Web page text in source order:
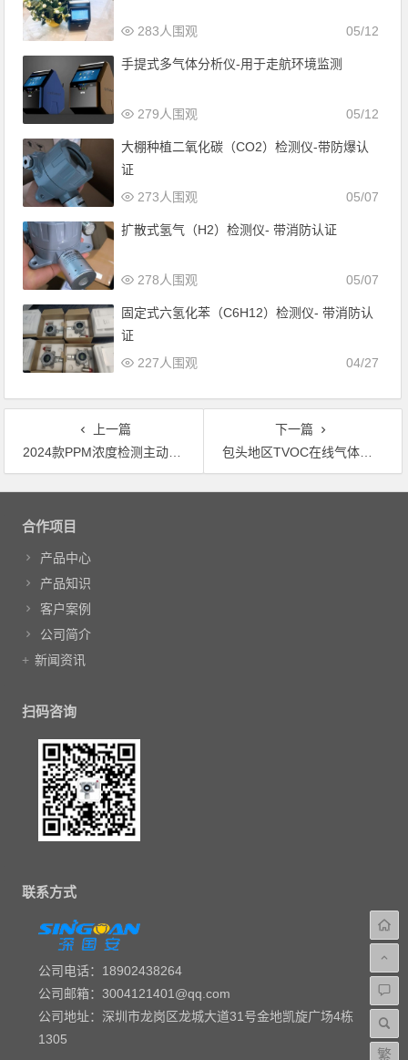
05/12
283人围观
手提式多气体分析仪-用于走航环境监测
05/12
279人围观
大棚种植二氧化碳（CO2）检测仪-带防爆认
证
05/07
273人围观
扩散式氢气（H2）检测仪- 带消防认证
05/07
278人围观
固定式六氢化苯（C6H12）检测仪- 带消防认
证
04/27
227人围观
上一篇
2024款PPM浓度检测主动吸入式手持酸雾气体检测仪
下一篇
包头地区TVOC在线气体监测系统带流量控制
文章导航
合作项目
产品中心
产品知识
客户案例
公司简介
新闻资讯
扫码咨询
联系方式
公司电话：18902438264
公司邮箱：3004121401@qq.com
公司地址：深圳市龙岗区龙城大道31号金地凯旋广场4栋
1305
繁